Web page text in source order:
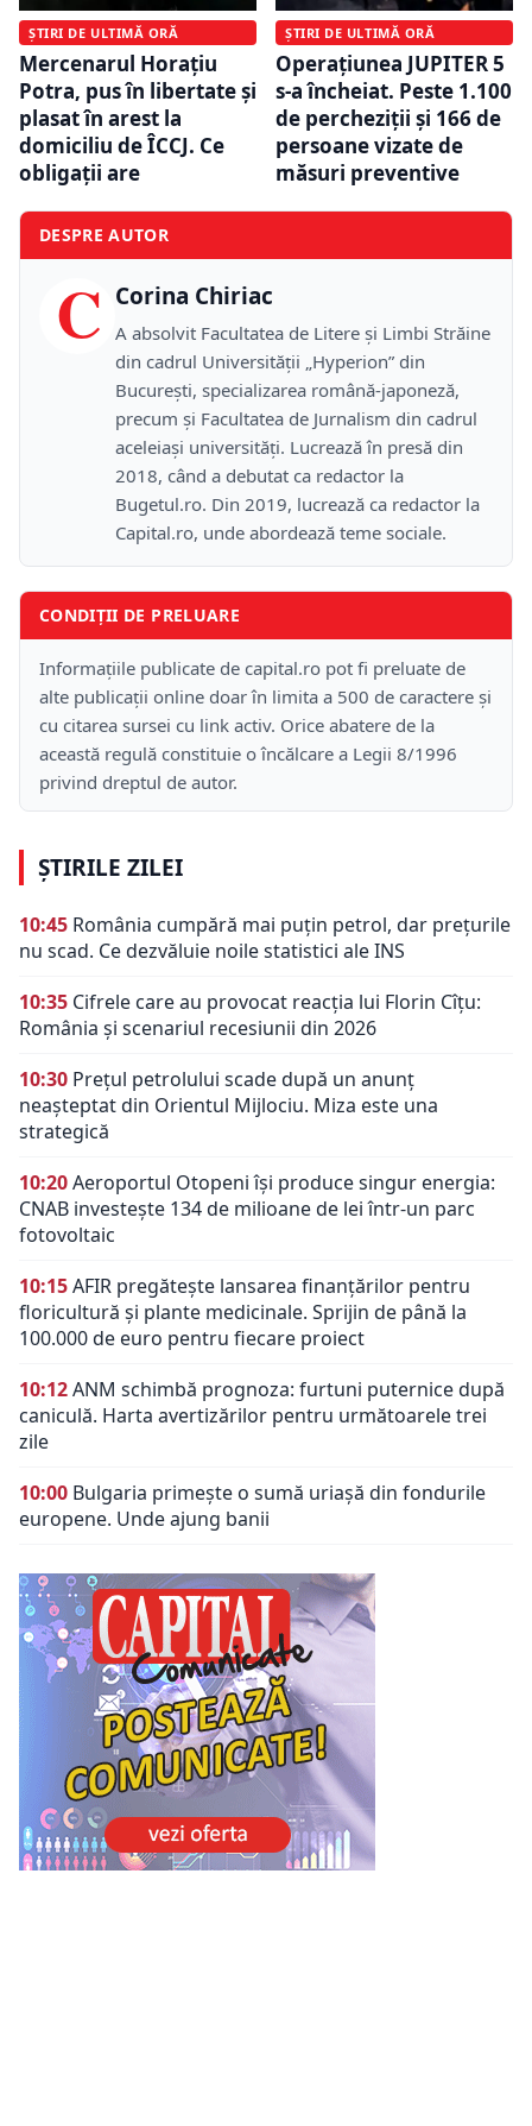
ȘTIRI DE ULTIMĂ ORĂ
Mercenarul Horațiu
Potra, pus în libertate și
plasat în arest la
domiciliu de ÎCCJ. Ce
obligații are
ȘTIRI DE ULTIMĂ ORĂ
Operațiunea JUPITER 5
s-a încheiat. Peste 1.100
de percheziții și 166 de
persoane vizate de
măsuri preventive
DESPRE AUTOR
C Corina Chiriac
A absolvit Facultatea de Litere și Limbi Străine
din cadrul Universității „Hyperion” din
București, specializarea română-japoneză,
precum și Facultatea de Jurnalism din cadrul
aceleiași universități. Lucrează în presă din
2018, când a debutat ca redactor la
Bugetul.ro. Din 2019, lucrează ca redactor la
Capital.ro, unde abordează teme sociale.
CONDIȚII DE PRELUARE
Informațiile publicate de capital.ro pot fi preluate de
alte publicații online doar în limita a 500 de caractere și
cu citarea sursei cu link activ. Orice abatere de la
această regulă constituie o încălcare a Legii 8/1996
privind dreptul de autor.
ȘTIRILE ZILEI
10:45 România cumpără mai puțin petrol, dar prețurile
nu scad. Ce dezvăluie noile statistici ale INS
10:35 Cifrele care au provocat reacția lui Florin Cîțu:
România și scenariul recesiunii din 2026
10:30 Prețul petrolului scade după un anunț
neașteptat din Orientul Mijlociu. Miza este una
strategică
10:20Aeroportul Otopeni își produce singur energia:
CNAB investește 134 de milioane de lei într-un parc
fotovoltaic
10:15AFIR pregătește lansarea finanțărilor pentru
floricultură și plante medicinale. Sprijin de până la
100.000 de euro pentru fiecare proiect
10:12ANM schimbă prognoza: furtuni puternice după
caniculă. Harta avertizărilor pentru următoarele trei
zile
10:00 Bulgaria primește o sumă uriașă din fondurile
europene. Unde ajung banii